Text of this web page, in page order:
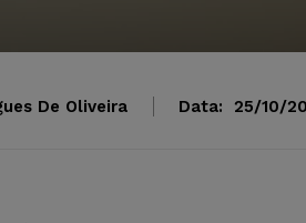
De Oliveira Data: 25/10/